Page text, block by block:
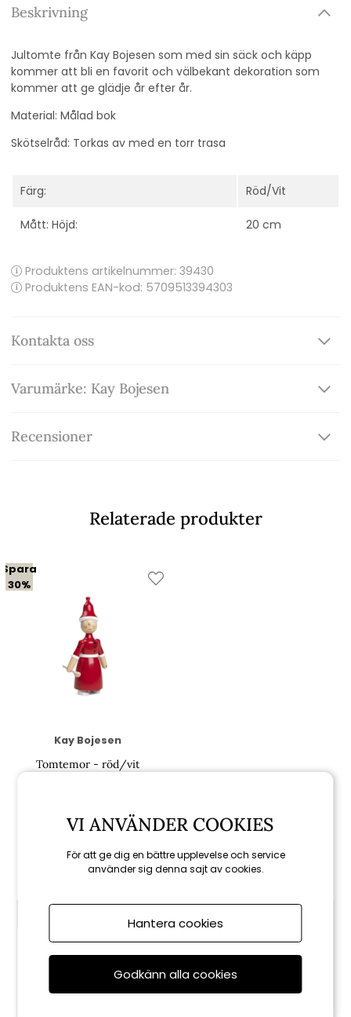
Beskrivning
Jultomte från Kay Bojesen som med sin säck och käpp
kommer att bli en favorit och välbekant dekoration som
kommer att ge glädje år efter år.
Material: Målad bok
Skötselråd: Torkas av med en torr trasa
Färg: Röd/Vit
Mått: Höjd: 20 cm
Produktens artikelnummer: 39430
Produktens EAN-kod: 5709513394303
Kontakta oss
Varumärke: Kay Bojesen
Recensioner
Relaterade produkter
Spara
30%
Kay Bojesen
Tomtemor - röd/vit
Rekommenderade tillbehör
VI ANVÄNDER COOKIES
För att ge dig en bättre upplevelse och service
använder sig denna sajt av cookies.
Hantera cookies
Godkänn alla cookies